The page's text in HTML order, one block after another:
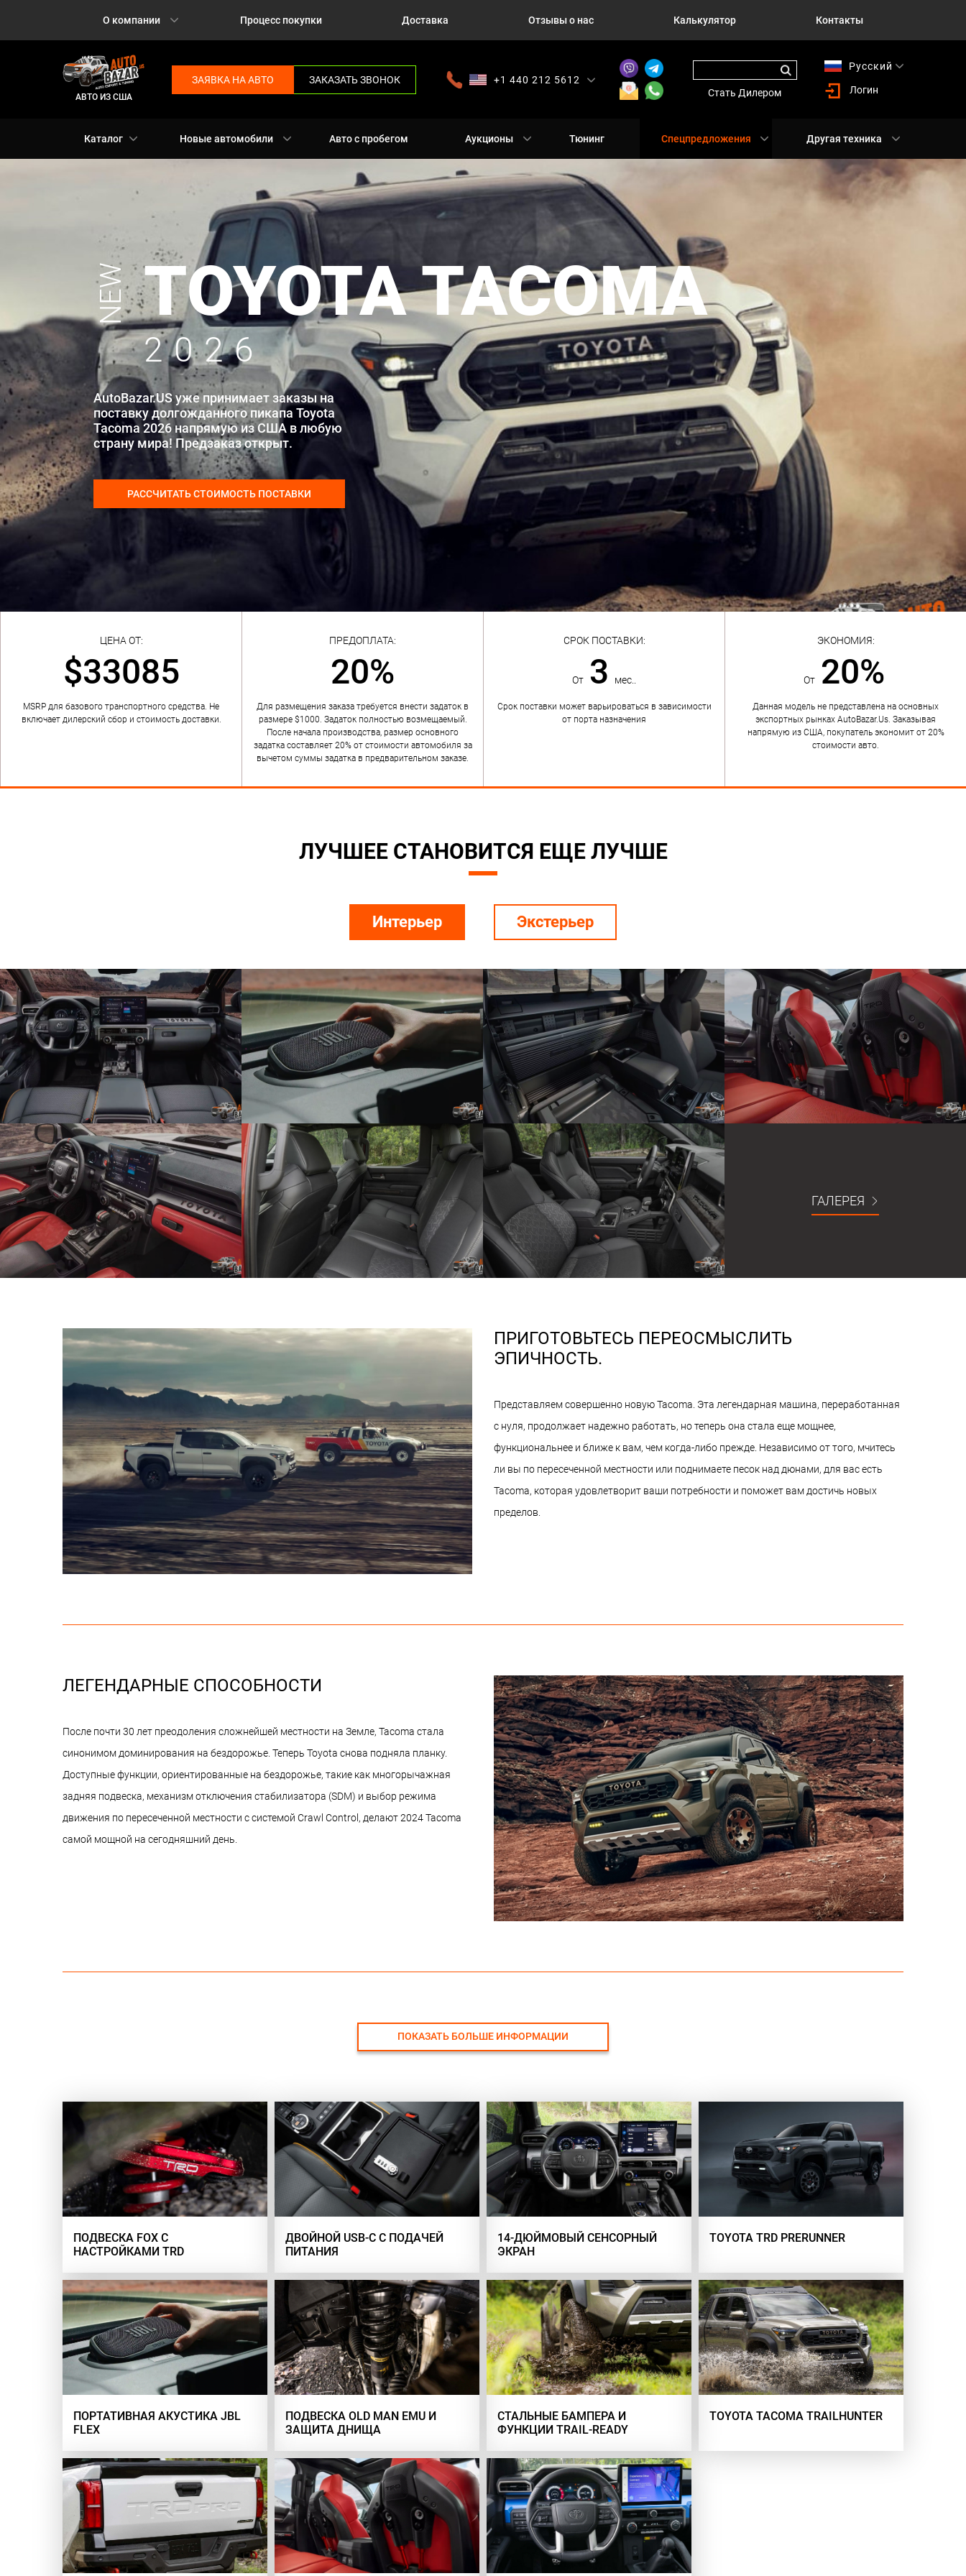
О компании Процесс покупки Доставка Отзывы о нас Калькулятор Контакты
АВТО ИЗ США
ЗАЯВКА НА АВТО ЗАКАЗАТЬ ЗВОНОК
+1 440 212 5612
Стать Дилером
Русский
Логин
Каталог Новые автомобили Авто с пробегом Аукционы Тюнинг Спецпредложения Другая техника
NEW TOYOTA TACOMA
2026
AutoBazar.US уже принимает заказы на
поставку долгожданного пикапа Toyota
Tacoma 2026 напрямую из США в любую
страну мира! Предзаказ открыт.
РАССЧИТАТЬ СТОИМОСТЬ ПОСТАВКИ
ЦЕНА ОТ:
$33085
MSRP для базового транспортного средства. Не
включает дилерский сбор и стоимость доставки.
ПРЕДОПЛАТА:
20%
Для размещения заказа требуется внести задаток в
размере $1000. Задаток полностью возмещаемый.
После начала производства, размер основного
задатка составляет 20% от стоимости автомобиля за
вычетом суммы задатка в предварительном заказе.
СРОК ПОСТАВКИ:
От 3 мес..
Срок поставки может варьироваться в зависимости
от порта назначения
ЭКОНОМИЯ:
От 20%
Данная модель не представлена на основных
экспортных рынках AutoBazar.Us. Заказывая
напрямую из США, покупатель экономит от 20%
стоимости авто.
ЛУЧШЕЕ СТАНОВИТСЯ ЕЩЕ ЛУЧШЕ
Интерьер Экстерьер
ГАЛЕРЕЯ
ПРИГОТОВЬТЕСЬ ПЕРЕОСМЫСЛИТЬ
ЭПИЧНОСТЬ.
Представляем совершенно новую Tacoma. Эта легендарная машина, переработанная
с нуля, продолжает надежно работать, но теперь она стала еще мощнее,
функциональнее и ближе к вам, чем когда-либо прежде. Независимо от того, мчитесь
ли вы по пересеченной местности или поднимаете песок над дюнами, для вас есть
Tacoma, которая удовлетворит ваши потребности и поможет вам достичь новых
пределов.
ЛЕГЕНДАРНЫЕ СПОСОБНОСТИ
После почти 30 лет преодоления сложнейшей местности на Земле, Tacoma стала
синонимом доминирования на бездорожье. Теперь Toyota снова подняла планку.
Доступные функции, ориентированные на бездорожье, такие как многорычажная
задняя подвеска, механизм отключения стабилизатора (SDM) и выбор режима
движения по пересеченной местности с системой Crawl Control, делают 2024 Tacoma
самой мощной на сегодняшний день.
ПОКАЗАТЬ БОЛЬШЕ ИНФОРМАЦИИ
ПОДВЕСКА FOX С
НАСТРОЙКАМИ TRD
ДВОЙНОЙ USB-C С ПОДАЧЕЙ
ПИТАНИЯ
14-ДЮЙМОВЫЙ СЕНСОРНЫЙ
ЭКРАН
TOYOTA TRD PRERUNNER
ПОРТАТИВНАЯ АКУСТИКА JBL
FLEX
ПОДВЕСКА OLD MAN EMU И
ЗАЩИТА ДНИЩА
СТАЛЬНЫЕ БАМПЕРА И
ФУНКЦИИ TRAIL-READY
TOYOTA TACOMA TRAILHUNTER